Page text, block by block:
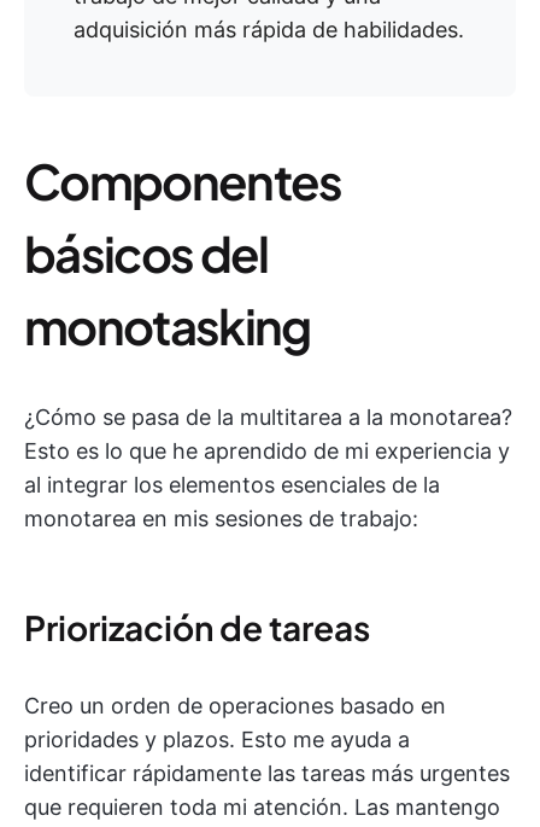
adquisición más rápida de habilidades.
Componentes
básicos del
monotasking
¿Cómo se pasa de la multitarea a la monotarea?
Esto es lo que he aprendido de mi experiencia y
al integrar los elementos esenciales de la
monotarea en mis sesiones de trabajo:
Priorización de tareas
Creo un orden de operaciones basado en
prioridades y plazos. Esto me ayuda a
identificar rápidamente las tareas más urgentes
que requieren toda mi atención. Las mantengo